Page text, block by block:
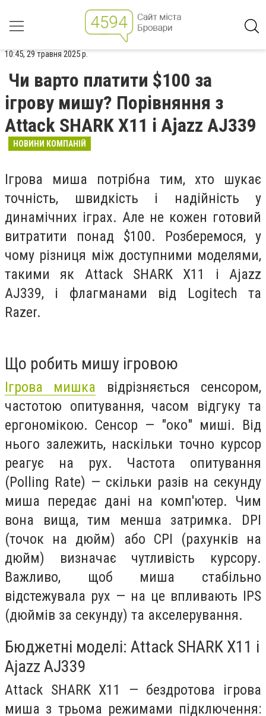
10:45, 29 травня 2025 р.
Чи варто платити $100 за
ігрову мишу? Порівняння з
Attack SHARK X11 і Ajazz AJ339
НОВИНИ КОМПАНІЙ
Ігрова миша потрібна тим, хто шукає
точність, швидкість і надійність у
динамічних іграх. Але не кожен готовий
витратити понад $100. Розберемося, у
чому різниця між доступними моделями,
такими як Attack SHARK X11 і Ajazz
AJ339, і флагманами від Logitech та
Razer.
Що робить мишу ігровою
Ігрова мишка відрізняється сенсором,
частотою опитування, часом відгуку та
ергономікою. Сенсор — "око" миші. Від
нього залежить, наскільки точно курсор
реагує на рух. Частота опитування
(Polling Rate) — скільки разів на секунду
миша передає дані на комп'ютер. Чим
вона вища, тим менша затримка. DPI
(точок на дюйм) або CPI (рахунків на
дюйм) визначає чутливість курсору.
Важливо, щоб миша стабільно
відстежувала рух — на це впливають IPS
(дюймів за секунду) та акселерування.
Бюджетні моделі: Attack SHARK X11 і
Ajazz AJ339
Attack SHARK X11 — бездротова ігрова
миша з трьома режимами підключення: